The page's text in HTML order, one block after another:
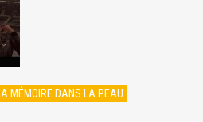
MÉMOIRE DANS LA PEAU